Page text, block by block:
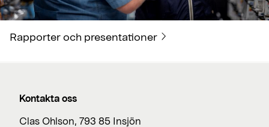
Rapporter och presentationer
Kontakta oss
Clas Ohlson, 793 85 Insjön